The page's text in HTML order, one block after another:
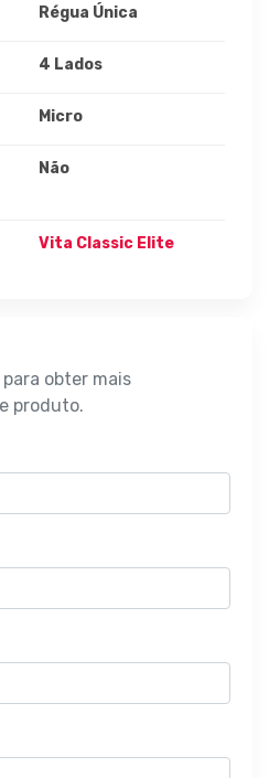
Régua Única
4 Lados
Micro
Não
Vita Classic Elite
obter mais
produto.